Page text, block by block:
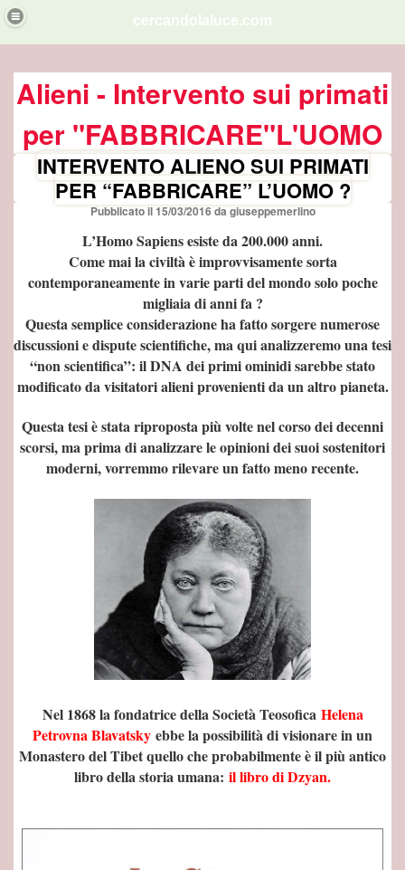
cercandolaluce.com
Alieni - Intervento sui primati
per "FABBRICARE"L'UOMO
INTERVENTO ALIENO SUI PRIMATI
PER “FABBRICARE” L’UOMO ?
Pubblicato il15/03/2016dagiuseppemerlino
L’Homo Sapiens esiste da 200.000 anni.
Come mai la civiltà è improvvisamente sorta
contemporaneamente in varie parti del mondo solo poche
migliaia di anni fa ?
Questa semplice considerazione ha fatto sorgere numerose
discussioni e dispute scientifiche, ma qui analizzeremo una tesi
“non scientifica”: il DNA dei primi ominidi sarebbe stato
modificato da visitatori alieni provenienti da un altro pianeta.
Questa tesi è stata riproposta più volte nel corso dei decenni
scorsi, ma prima di analizzare le opinioni dei suoi sostenitori
moderni, vorremmo rilevare un fatto meno recente.
Nel 1868 la fondatrice della Società Teosofica Helena
Petrovna Blavatsky ebbe la possibilità di visionare in un
Monastero del Tibet quello che probabilmente è il più antico
libro della storia umana: il libro di Dzyan.
NELLO GNOSTICISMO
DI ATENE